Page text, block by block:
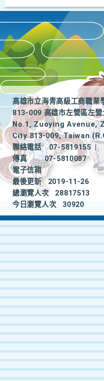
高雄市立海青高級工商職業
813-009 高雄市左營區左營
No.1, Zuoying Avenue,
City 813-009, Taiwan
聯絡電話
07-5819155
|
傳真
07-5810087
電子信箱
最後更新
2019-11-26
總瀏覽人次
28817513
今日瀏覽人次
30920